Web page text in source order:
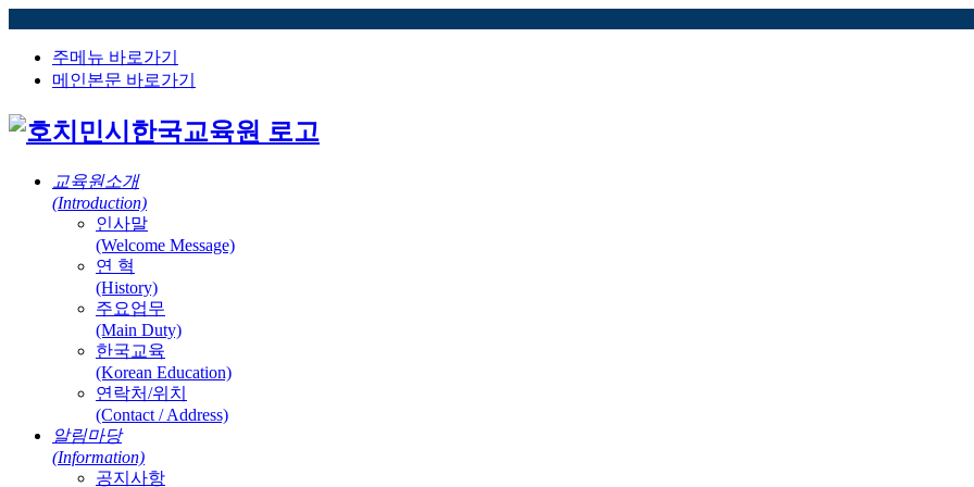
주메뉴 바로가기
메인본문 바로가기
교육원소개
(Introduction)
인사말
(Welcome Message)
연 혁
(History)
주요업무
(Main Duty)
한국교육
(Korean Education)
연락처/위치
(Contact / Address)
알림마당
(Information)
공지사항